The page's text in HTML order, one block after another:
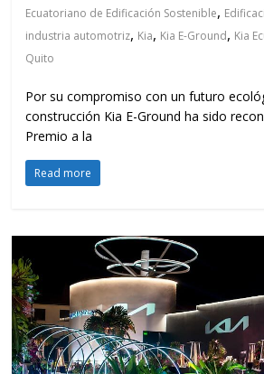
Ecuatoriano de Edificación Sostenible,
industria automotriz, Kia, Kia E-Ground, Kia
Quito
Por su compromiso con un futuro
construcción Kia E-Ground ha sido
Premio a la
Read more